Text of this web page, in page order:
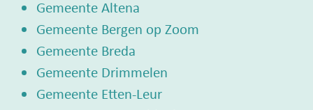
Gemeente Altena
Gemeente Bergen op Zoom
Gemeente Breda
Gemeente Drimmelen
Gemeente Etten-Leur